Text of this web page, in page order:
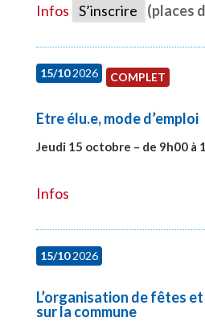
Infos S’inscrire (places
15/102026 COMPLET
Etre élu.e, mode d’emploi
Jeudi 15 octobre – de 9h00 à
Infos
15/102026
L’organisation de fêtes
sur la commune